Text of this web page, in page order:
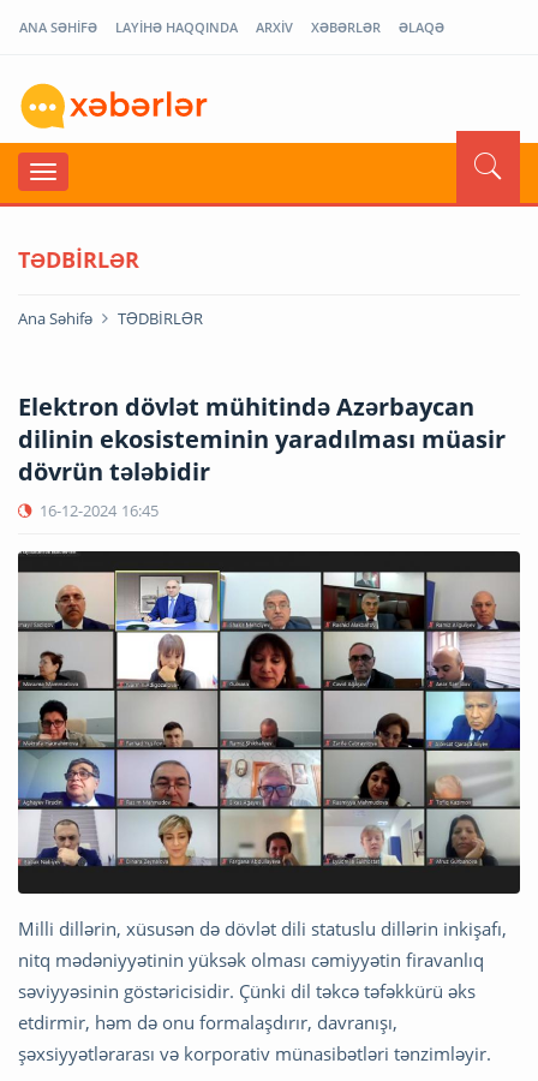
ANA SƏHİFƏ LAYİHƏ HAQQINDA ARXİV XƏBƏRLƏR ƏLAQƏ
TƏDBİRLƏR
Ana Səhifə TƏDBİRLƏR
Elektron dövlət mühitində Azərbaycan
dilinin ekosisteminin yaradılması müasir
dövrün tələbidir
16-12-2024 16:45
Milli dillərin, xüsusən də dövlət dili statuslu dillərin inkişafı,
nitq mədəniyyətinin yüksək olması cəmiyyətin firavanlıq
səviyyəsinin göstəricisidir. Çünki dil təkcə təfəkkürü əks
etdirmir, həm də onu formalaşdırır, davranışı,
şəxsiyyətlərarası və korporativ münasibətləri tənzimləyir.